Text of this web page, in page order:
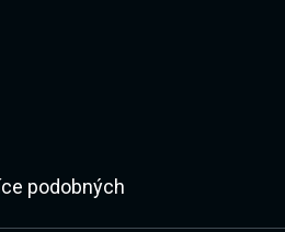
podobných